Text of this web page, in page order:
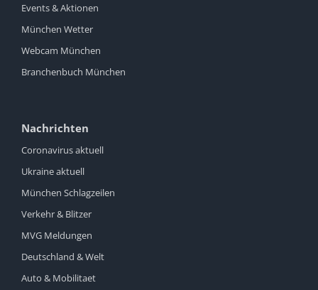
Events & Aktionen
München Wetter
Webcam München
Branchenbuch München
Nachrichten
Coronavirus aktuell
Ukraine aktuell
München Schlagzeilen
Verkehr & Blitzer
MVG Meldungen
Deutschland & Welt
Auto & Mobilitaet